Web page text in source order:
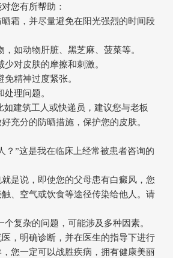
您有所帮助：
霜，并尽量避免在阳光强烈的时间段
如动物肝脏、黑芝麻、菠菜等。
对皮肤的摩擦和刺激。
精神过度紧张。
理问题。
建筑工人或快递员，建议您与老板
充分的防晒措施，保护您的皮肤。
？”这是我在临床上经常被患者咨询的
是说，即使您的父母患有白癜风，您
、空气或饮食等途径传染给他人。请
复杂的问题，可能涉及多种因素。
，明确诊断，并在医生的指导下进行
您一定可以战胜疾病，拥有健康美丽